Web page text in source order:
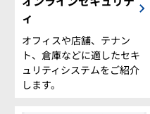
ィ
オフィスや店舗、テナン
ト、倉庫などに適したセキ
ュリティシステムをご紹介
します。